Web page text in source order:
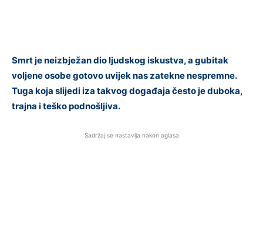
Smrt je neizbježan dio ljudskog iskustva, a gubitak
voljene osobe gotovo uvijek nas zatekne nespremne.
Tuga koja slijedi iza takvog događaja često je duboka,
trajna i teško podnošljiva.
Sadržaj se nastavlja nakon oglasa